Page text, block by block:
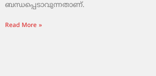
ബന്ധപ്പെടാവുന്നതാണ്.
Read More »